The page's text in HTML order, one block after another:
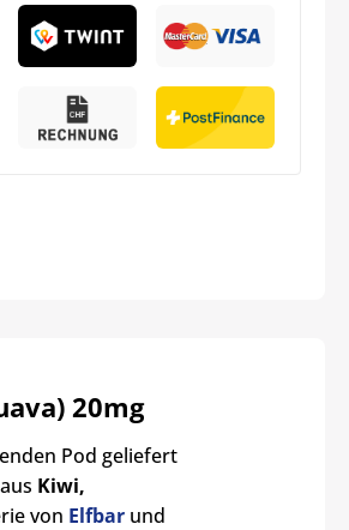
20mg
Pod geliefert
Kiwi,
von Elfbar und